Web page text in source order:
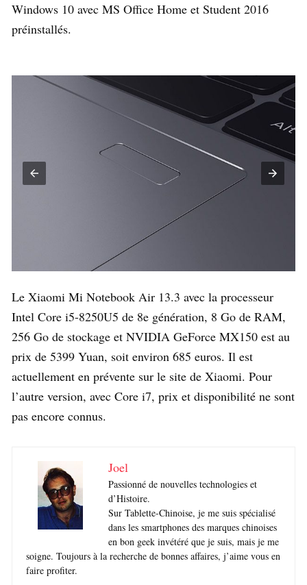
Windows 10 avec MS Office Home et Student 2016
préinstallés.
Le Xiaomi Mi Notebook Air 13.3 avec la processeur
Intel Core i5-8250U5 de 8e génération, 8 Go de RAM,
256 Go de stockage et NVIDIA GeForce MX150 est au
prix de 5399 Yuan, soit environ 685 euros. Il est
actuellement en prévente sur le site de Xiaomi. Pour
l’autre version, avec Core i7, prix et disponibilité ne sont
pas encore connus.
Joel
Passionné de nouvelles technologies et
d’Histoire.
Sur Tablette-Chinoise, je me suis spécialisé
dans les smartphones des marques chinoises
en bon geek invétéré que je suis, mais je me
soigne. Toujours à la recherche de bonnes affaires, j’aime vous en
faire profiter.